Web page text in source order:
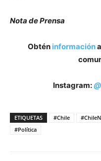
Nota de Prensa
Obtén información
Instagram:
ETIQUETAS #Chile
#Política